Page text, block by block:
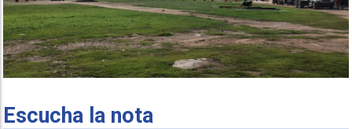
Escucha la nota